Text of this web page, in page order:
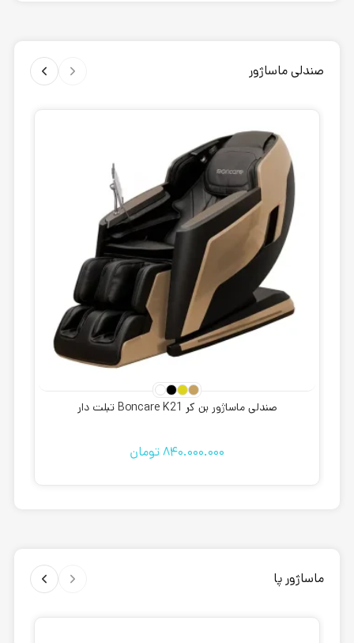
صندلی ماساژور
صندلی ماساژور بن کر Boncare K21 تبلت دار
840.000.000تومان
ماساژور پا